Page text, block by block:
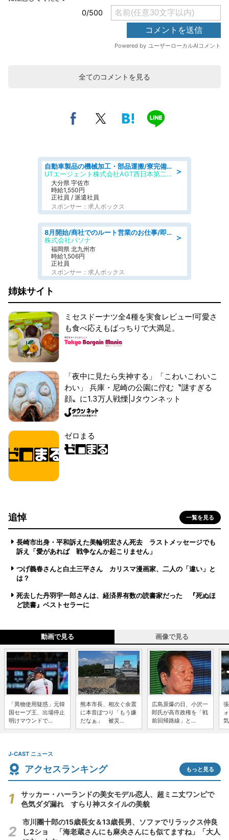
全てのコメントを見る
＞
自動車製品の機械加工・部品運搬/寮完備/日払い/工場・製造
UTエージェント株式会社AGT西日本第二CU
大分県 宇佐市
時給1,550円
正社員 / 派遣社員
スポンサー：求人ボックス
＞
8月開始/商社でのルート営業のお仕事/即日勤務可/車通勤可/営業
株式会社パソナ
福岡県 北九州市
時給1,506円
正社員
スポンサー：求人ボックス
姉妹サイト
ミセスドーナツ全4種を実食レビュー!可愛さ
も食べ応えもばっちりで大満足。
「夜中に見たら失神する」「こわいこわいこ
わい」 兵庫・尼崎の公園に佇む〝謎すぎる
顔〟に1.3万人戦慄|Jタウンネット
ゼロまる
追悼 一覧を見る
長崎市出身・平和訴えた美輪明宏さん死去 ラストメッセージでも
訴え「愛があれば 戦争なんか起こりません」
つげ義春さんと白土三平さん カリスマ漫画家、二人の「違い」と
は？
死去した丹羽宇一郎さんは、経済界有数の読書家だった 『死ぬほ
ど読書』ベストセラーに
動画で見る 画像で見る
「異物使用疑惑」元韓
国セーブ王、出場停止
明けマウンドで...
熊本市長、相次ぐ余震
に本音ぽつり「もう嫌
だなぁ」 被災...
広島原爆の日、小沢一
郎氏が高市政権を「戦
前回帰路線」と...
J-CAST ニュース
アクセスランキング もっと見る
サッカー・ハーランドの美女モデル恋人、超ミニ丈ワンピで
色気ダダ漏れ すらり神スタイルの美貌
市川團十郎の15歳長女＆13歳長男、ソファでリラックス仲良
し2ショ 「海老蔵さんにも麻央さんにも似てますね」「大人